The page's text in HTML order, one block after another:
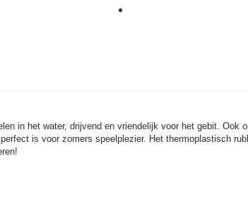
in het water, drijvend en vriendelijk voor het gebit. Ook
is voor zomers speelplezier. Het thermoplastisch